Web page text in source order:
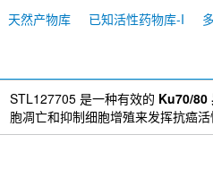
isotype control-InVivo
2,2,2-Tribromoethanol
D-(+)-Trehalose
(Hyaluronan)
GSK805
(anti-CTGF)
Vimentin Antibody
天然产物库 已知活性药物库-I
STL127705 是一种有效的 Ku70/80
胞凋亡和抑制细胞增殖来发挥抗癌